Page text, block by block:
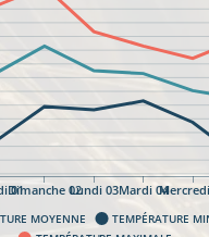
01
Dimanche 02Lundi 03Mardi 04
MOYENNE
TEMPÉRATURE